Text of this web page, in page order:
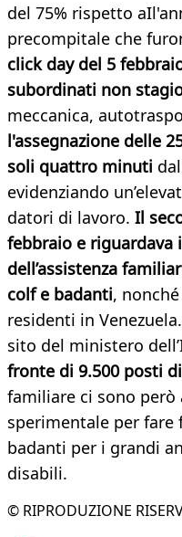
del 75% rispetto
precompitale che
click day del 5
subordinati non
meccanica,
l'assegnazione delle
soli quattro minuti
evidenziando
datori di lavoro. Il
febbraio e
dell’assistenza
colf e badanti,
residenti in
sito del ministero
fronte di 9.500 posti
familiare ci sono
sperimentale per
badanti per i grandi
disabili.
© RIPRODUZIONE